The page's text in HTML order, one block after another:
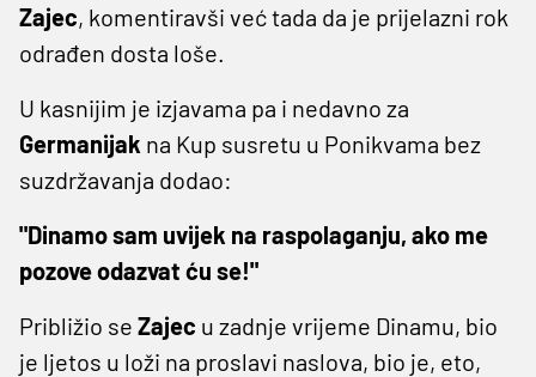
Zajec, komentiravši već tada da je prijelazni rok
odrađen dosta loše.
U kasnijim je izjavama pa i nedavno za
Germanijak na Kup susretu u Ponikvama bez
suzdržavanja dodao:
"Dinamo sam uvijek na raspolaganju, ako me
pozove odazvat ću se!"
Približio se Zajec u zadnje vrijeme Dinamu, bio
je ljetos u loži na proslavi naslova, bio je, eto,